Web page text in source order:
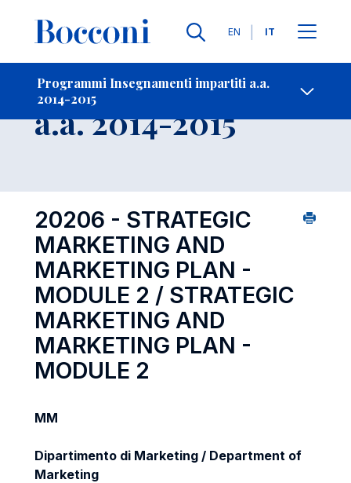
Lingue
EN IT
Programmi Insegnamenti impartiti a.a.
2014-2015
-
Insegnamento
a.a. 2014-2015
20206 - STRATEGIC
MARKETING AND
MARKETING PLAN -
MODULE 2 / STRATEGIC
MARKETING AND
MARKETING PLAN -
MODULE 2
MM
Dipartimento di Marketing / Department of
Marketing